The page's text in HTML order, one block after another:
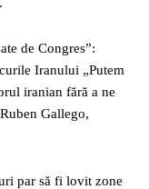
de Congres”:
Iranului „Putem
iranian fără a ne
Gallego,
par să fi lovit zone